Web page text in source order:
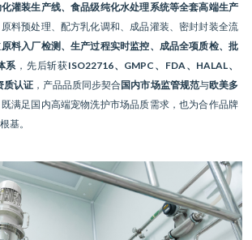
灌装生产线、食品级纯化水处理系统等全套高端生产
料预处理、配方乳化调和、成品灌装、密封封装全流
原料入厂检测、生产过程实时监控、成品全项质检、批
系 ，先后斩获ISO22716、GMPC、FDA、HALAL、
质认证，产品品质同步契合国内市场监管规范与欧美多
既满足国内高端宠物洗护市场品质需求，也为合作品牌
基。